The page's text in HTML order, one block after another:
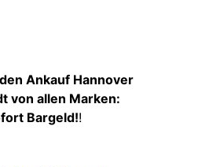
Ankauf Hannover
von allen Marken:
Bargeld!!